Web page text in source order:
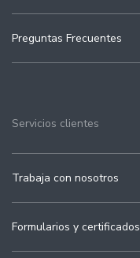
Preguntas Frecuentes
Servicios clientes
Trabaja con nosotros
Formularios y certificados